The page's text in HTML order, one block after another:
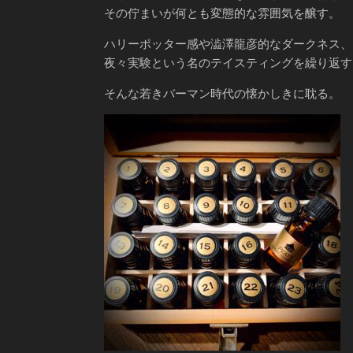
その佇まいが何とも変態的な雰囲気を醸す。
ハリーポッター感や澁澤龍彦的なダークネス、
夜々実験という名のテイスティングを繰り返
そんな若きバーマン時代の懐かしきに耽る。